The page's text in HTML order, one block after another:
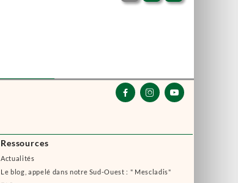
Ressources
Actualités
Le blog, appelé dans notre Sud-Ouest : " Mescladis"
  